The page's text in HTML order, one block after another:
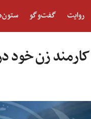
روایت گفت‌و‎گو
زن خود در